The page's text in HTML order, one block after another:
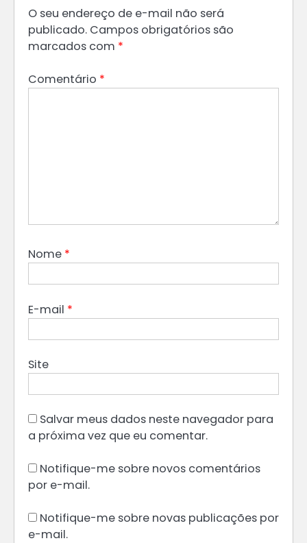
O seu endereço de e-mail não será
publicado. Campos obrigatórios são
marcados com *
Comentário *
Nome *
E-mail *
Site
Salvar meus dados neste navegador para
a próxima vez que eu comentar.
Notifique-me sobre novos comentários
por e-mail.
Notifique-me sobre novas publicações por
e-mail.